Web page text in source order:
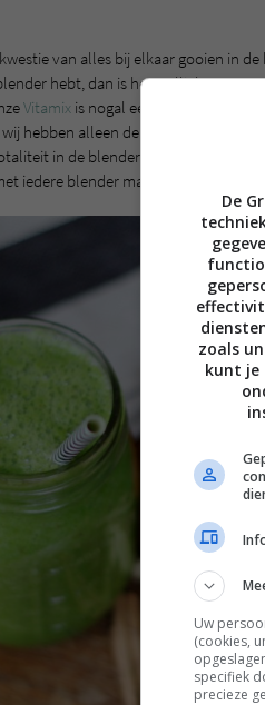
van alles bij elkaar gooien in
hebt, dan is het wellicht een
Vitamix is nogal een sterk
hebben alleen de pitjes van de
in de blender gegooid. Maar let
iedere blender maken.
De
zoals
kunt je
Uw
(cookies,
specifiek
precieze